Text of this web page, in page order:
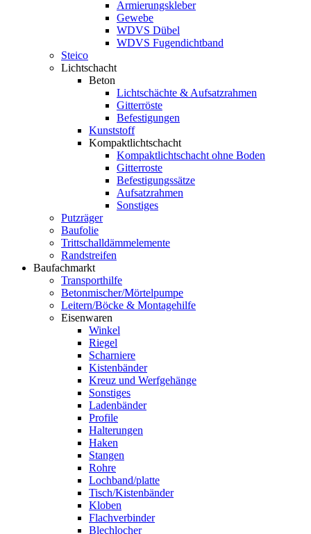
Armierungskleber
Gewebe
WDVS Dübel
WDVS Fugendichtband
Steico
Lichtschacht
Beton
Lichtschächte & Aufsatzrahmen
Gitterröste
Befestigungen
Kunststoff
Kompaktlichtschacht
Kompaktlichtschacht ohne Boden
Gitterroste
Befestigungssätze
Aufsatzrahmen
Sonstiges
Putzräger
Baufolie
Trittschalldämmelemente
Randstreifen
Baufachmarkt
Transporthilfe
Betonmischer/Mörtelpumpe
Leitern/Böcke & Montagehilfe
Eisenwaren
Winkel
Riegel
Scharniere
Kistenbänder
Kreuz und Werfgehänge
Sonstiges
Ladenbänder
Profile
Halterungen
Haken
Stangen
Rohre
Lochband/platte
Tisch/Kistenbänder
Kloben
Flachverbinder
Blechlocher